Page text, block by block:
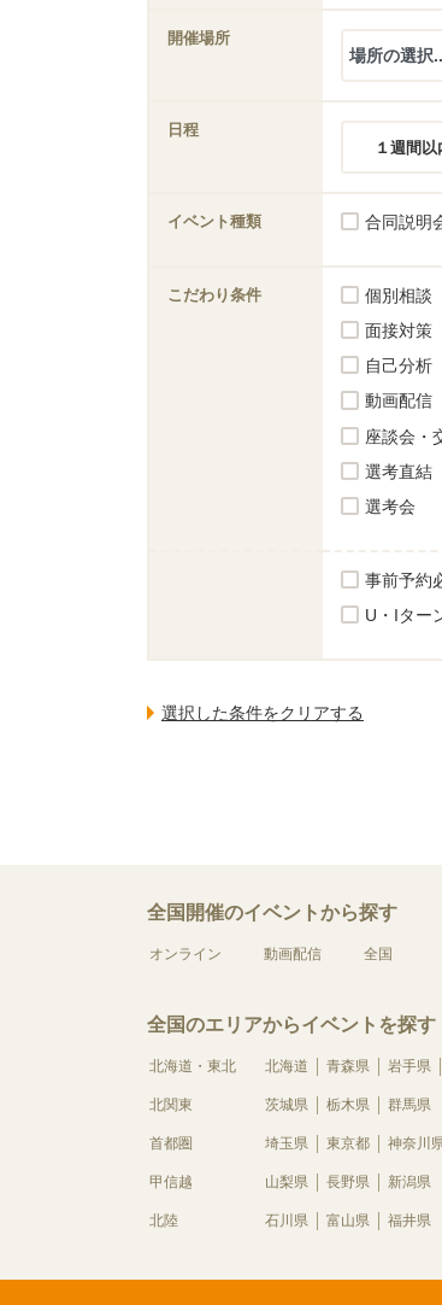
開催場所
日程
１週間以
イベント種類 合同説明
こだわり条件 個別相談
面接対策
自己分析
動画配信
座談会・
選考直結
選考会
事前予約
U・Iター
全国開催のイベントから探す
オンライン 動画配信 全国
全国のエリアからイベントを探す
北海道・東北 北海道 青森県 岩手県
北関東 茨城県 栃木県 群馬県
首都圏 埼玉県 東京都 神奈川
甲信越 山梨県 長野県 新潟県
北陸 石川県 富山県 福井県